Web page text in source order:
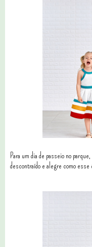
Para um dia de passeio no
descontraído e alegre como esse